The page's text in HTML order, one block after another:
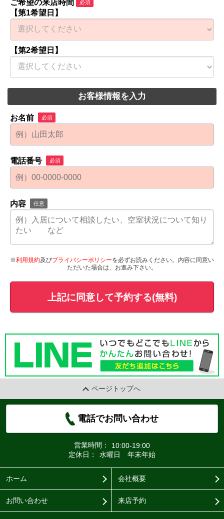
ご希望の来店時間 必須
【第1希望日】
【第2希望日】
お客様情報を入力
お名前 必須
電話番号 必須
内容 任意
※利用規約及びプライバシーポリシーを必ずお読みください。内容に同意い
ただいた場合は、お進み下さい。
上記に同意して予約する(無料)
ページトップへ
電話でお問い合わせ
営業時間：
10:00-19:00
定休日：
水曜日 年末年始
ホーム 会社概要
お問い合わせ 来店予約